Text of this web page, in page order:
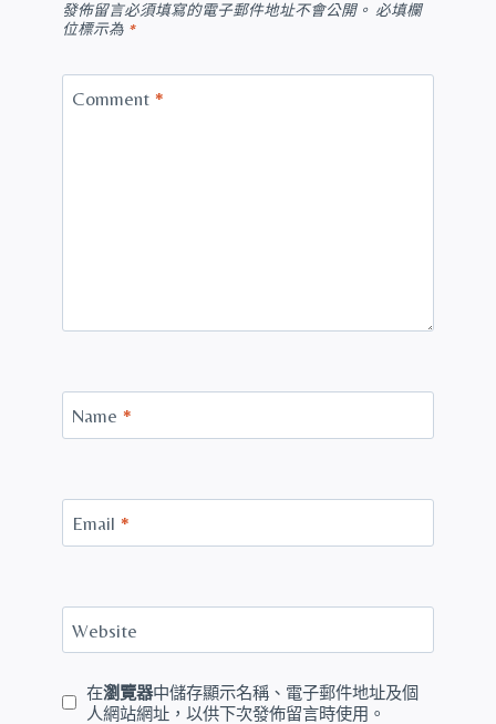
發佈留言必須填寫的電子郵件地址不會公開。 必填欄
位標示為 *
Comment *
Name *
Email *
Website
在瀏覽器中儲存顯示名稱、電子郵件地址及個
人網站網址，以供下次發佈留言時使用。